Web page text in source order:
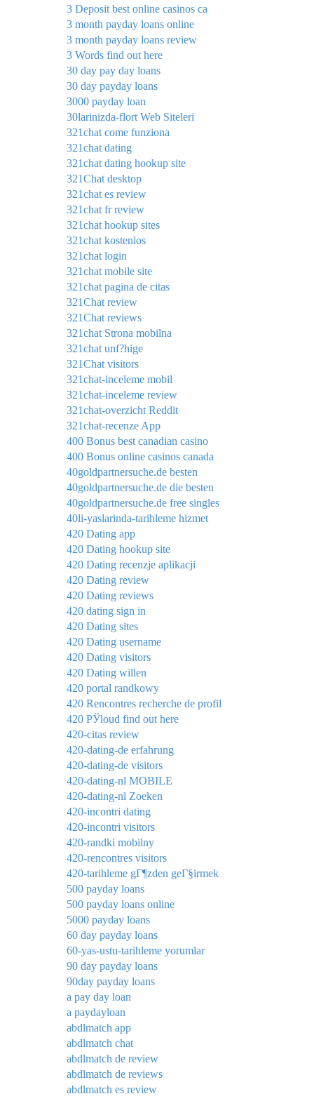
3 Deposit best online casinos ca
3 month payday loans online
3 month payday loans review
3 Words find out here
30 day pay day loans
30 day payday loans
3000 payday loan
30larinizda-flort Web Siteleri
321chat come funziona
321chat dating
321chat dating hookup site
321Chat desktop
321chat es review
321chat fr review
321chat hookup sites
321chat kostenlos
321chat login
321chat mobile site
321chat pagina de citas
321Chat review
321Chat reviews
321chat Strona mobilna
321chat unf?hige
321Chat visitors
321chat-inceleme mobil
321chat-inceleme review
321chat-overzicht Reddit
321chat-recenze App
400 Bonus best canadian casino
400 Bonus online casinos canada
40goldpartnersuche.de besten
40goldpartnersuche.de die besten
40goldpartnersuche.de free singles
40li-yaslarinda-tarihleme hizmet
420 Dating app
420 Dating hookup site
420 Dating recenzje aplikacji
420 Dating review
420 Dating reviews
420 dating sign in
420 Dating sites
420 Dating username
420 Dating visitors
420 Dating willen
420 portal randkowy
420 Rencontres recherche de profil
420 РЎloud find out here
420-citas review
420-dating-de erfahrung
420-dating-de visitors
420-dating-nl MOBILE
420-dating-nl Zoeken
420-incontri dating
420-incontri visitors
420-randki mobilny
420-rencontres visitors
420-tarihleme gГ¶zden geГ§irmek
500 payday loans
500 payday loans online
5000 payday loans
60 day payday loans
60-yas-ustu-tarihleme yorumlar
90 day payday loans
90day payday loans
a pay day loan
a paydayloan
abdlmatch app
abdlmatch chat
abdlmatch de review
abdlmatch de reviews
abdlmatch es review